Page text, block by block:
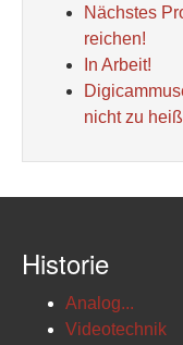
Nächstes
reichen!
In Arbeit!
nicht zu
Historie
Analog...
Videotechnik